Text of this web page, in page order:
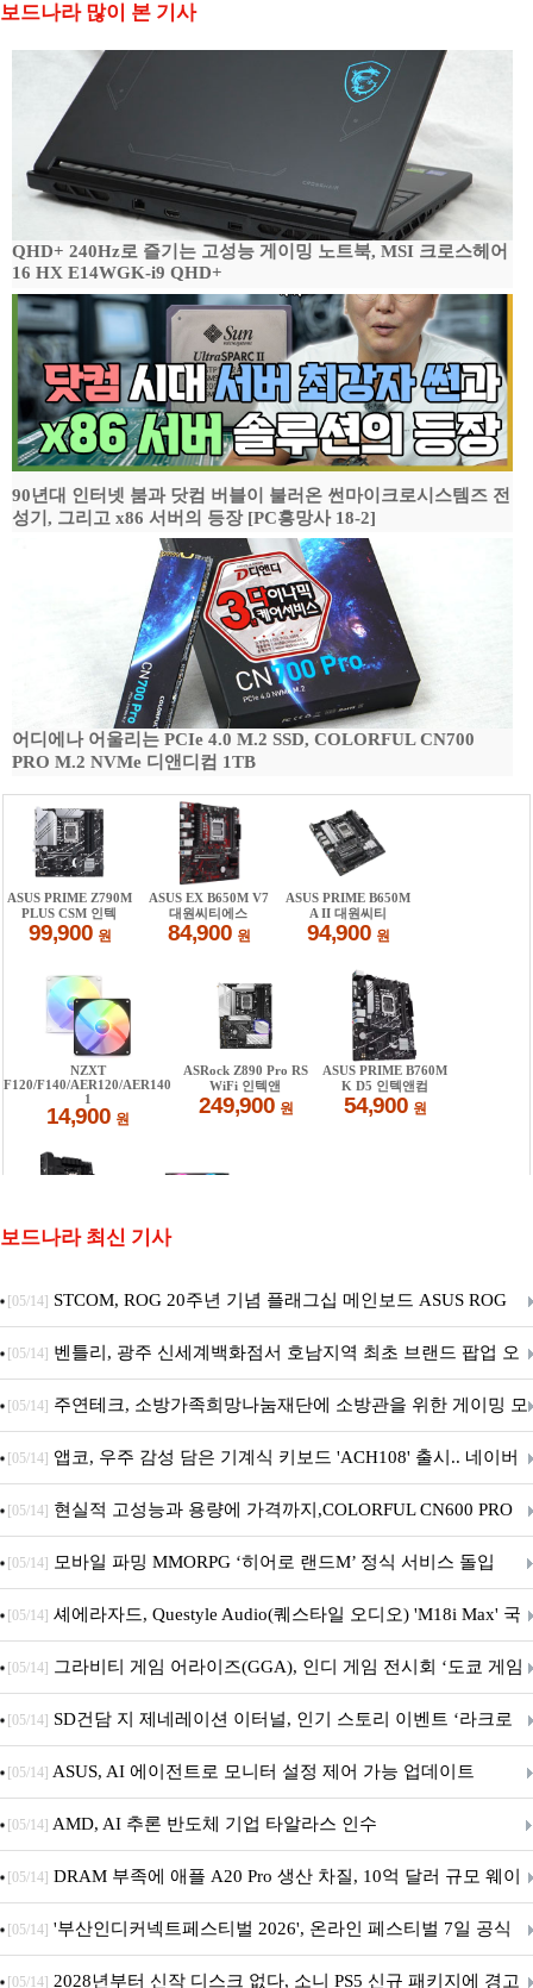
보드나라 많이 본 기사
QHD+ 240Hz로 즐기는 고성능 게이밍 노트북, MSI 크로스헤어
16 HX E14WGK-i9 QHD+
90년대 인터넷 붐과 닷컴 버블이 불러온 썬마이크로시스템즈 전
성기, 그리고 x86 서버의 등장 [PC흥망사 18-2]
어디에나 어울리는 PCIe 4.0 M.2 SSD, COLORFUL CN700
PRO M.2 NVMe 디앤디컴 1TB
보드나라 최신 기사
[05/14] STCOM, ROG 20주년 기념 플래그십 메인보드 ASUS ROG
Crosshair X870E EDITION 20 국내 출시 예정
[05/14] 벤틀리, 광주 신세계백화점서 호남지역 최초 브랜드 팝업 오
픈
[05/14] 주연테크, 소방가족희망나눔재단에 소방관을 위한 게이밍 모
니터·스마트 펫 침대 기부
[05/14] 앱코, 우주 감성 담은 기계식 키보드 'ACH108' 출시.. 네이버
브랜드데이 기획전 진행
[05/14] 현실적 고성능과 용량에 가격까지,COLORFUL CN600 PRO
M.2 NVMe 디앤디컴 1TB
[05/14] 모바일 파밍 MMORPG ‘히어로 랜드M’ 정식 서비스 돌입
[05/14] 셰에라자드, Questyle Audio(퀘스타일 오디오) 'M18i Max' 국
내 정식 출시
[05/14] 그라비티 게임 어라이즈(GGA), 인디 게임 전시회 ‘도쿄 게임
던전 13’ 참가!
[05/14] SD건담 지 제네레이션 이터널, 인기 스토리 이벤트 ‘라크로
아의 용사’ 재개최 및 풍성한 기념 이벤트 실시!
[05/14] ASUS, AI 에이전트로 모니터 설정 제어 가능 업데이트
[05/14] AMD, AI 추론 반도체 기업 타알라스 인수
[05/14] DRAM 부족에 애플 A20 Pro 생산 차질, 10억 달러 규모 웨이
퍼 대기
[05/14] '부산인디커넥트페스티벌 2026', 온라인 페스티벌 7일 공식
개막... 22일간 진행
[05/14] 2028년부터 신작 디스크 없다, 소니 PS5 신규 패키지에 경고